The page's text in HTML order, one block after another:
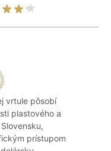
vrtule pôsobí
plastového a
prístupom